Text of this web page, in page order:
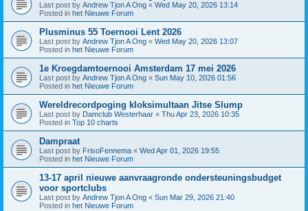
Last post by Andrew Tjon A Ong « Wed May 20, 2026 13:14
Posted in het Nieuwe Forum
Plusminus 55 Toernooi Lent 2026
Last post by Andrew Tjon A Ong « Wed May 20, 2026 13:07
Posted in het Nieuwe Forum
1e Kroegdamtoernooi Amsterdam 17 mei 2026
Last post by Andrew Tjon A Ong « Sun May 10, 2026 01:56
Posted in het Nieuwe Forum
Wereldrecordpoging kloksimultaan Jitse Slump
Last post by Damclub Westerhaar « Thu Apr 23, 2026 10:35
Posted in Top 10 charts
Dampraat
Last post by FrisoFennema « Wed Apr 01, 2026 19:55
Posted in het Nieuwe Forum
13-17 april nieuwe aanvraagronde ondersteuningsbudget
voor sportclubs
Last post by Andrew Tjon A Ong « Sun Mar 29, 2026 21:40
Posted in het Nieuwe Forum